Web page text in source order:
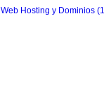
Web Hosting y Dominios